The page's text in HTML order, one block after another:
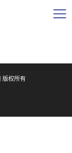
版权所有